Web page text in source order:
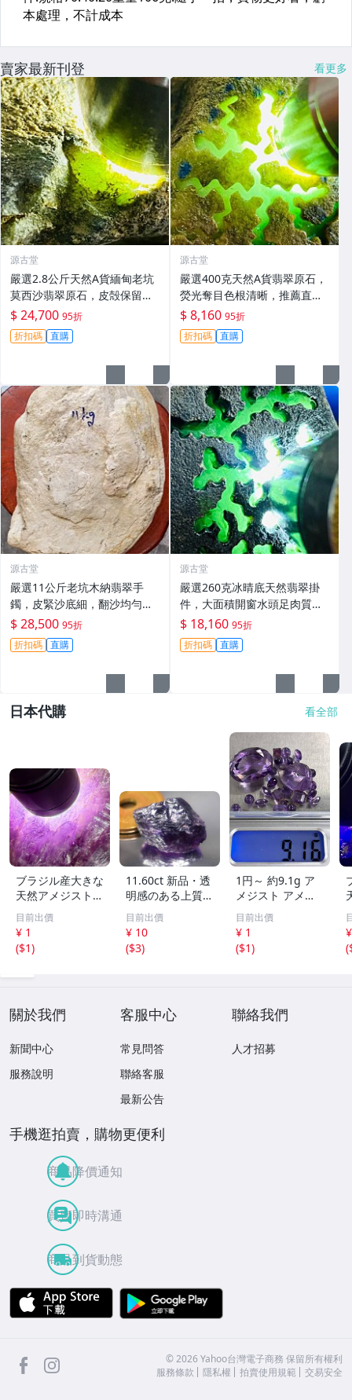
賣家最新刊登 看更多
源古堂
嚴選2.8公斤天然A貨緬甸老坑
莫西沙翡翠原石，皮殻保留自
然熒光，適合雕刻手鐲或擺放
品鑑。支持檢測，全國保真。
莫西沙 翡翠 原石
$ 24,700 95折
折扣碼 直購
源古堂
嚴選400克天然A貨翡翠原石，
熒光奪目色根清晰，推薦直接
把玩與雕刻，支持私人訂制取
件 翡翠原石 天然A貨 熒光翡翠
$ 8,160 95折
折扣碼 直購
源古堂
嚴選11公斤老坑木納翡翠手
鐲，皮緊沙底細，翻沙均勻，
適合收藏家鐲#翡翠 手鐲 玉石
$ 28,500 95折
折扣碼 直購
源古堂
嚴選260克冰晴底天然翡翠掛
件，大面積開窗水頭足肉質
細，適合收藏與佩戴 #翡翠 #
天然翡翠 #A貨翡翠玉石
$ 18,160 95折
折扣碼 直購
日本代購 看全部
ブラジル産大きな
天然アメジスト結
晶895g［紫水
晶］1本剣^ ^綺麗
目前出價
¥ 1
($1)
11.60ct 新品・透
明感のある上質な
天然アメシスト原
石 ブラジル産
目前出價
¥ 10
($3)
1円～ 約9.1g ア
メジスト アメシ
スト ルース ビー
ズ おまとめ セッ
ト 宝石 色石 ルー
ス ジュエリー 外
目前出價
¥ 1
($1)
(
關於我們
新聞中心
服務說明
客服中心
常見問答
聯絡客服
最新公告
聯絡我們
人才招募
手機逛拍賣，購物更便利
商品降價通知
買賣即時溝通
商品到貨動態
APP Store
facebook ©2026 Yahoo台灣電子商務 保留所有權利
服務條款
隱私權 拍賣使用規範 交易安全